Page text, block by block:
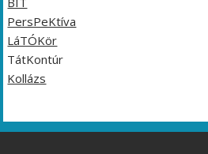
PersPeKtíva
LáTÓKör
TátKontúr
Kollázs